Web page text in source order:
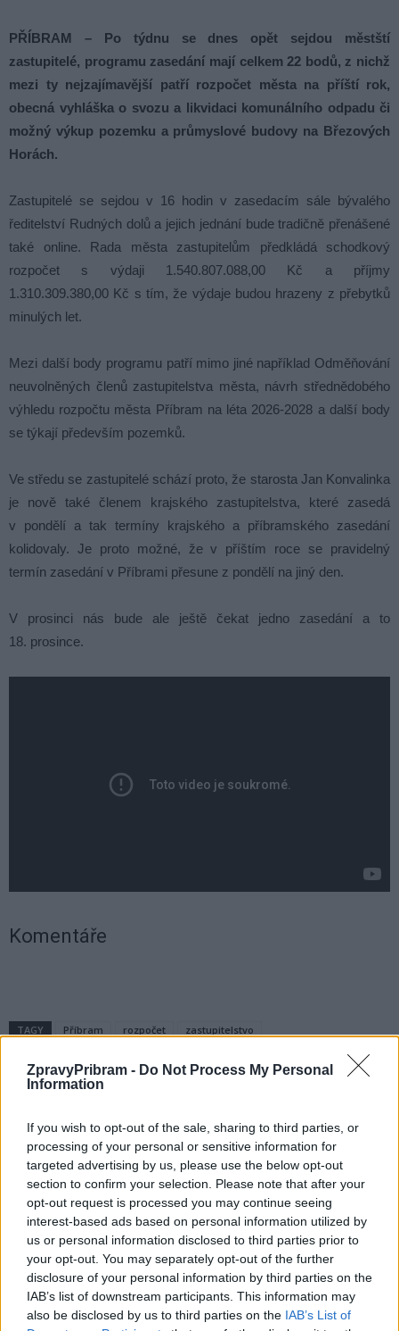
ZpravyPribram - Do Not Process My Personal
Information
If you wish to opt-out of the sale, sharing to third parties, or
processing of your personal or sensitive information for
targeted advertising by us, please use the below opt-out
section to confirm your selection. Please note that after your
opt-out request is processed you may continue seeing
interest-based ads based on personal information utilized by
us or personal information disclosed to third parties prior to
your opt-out. You may separately opt-out of the further
disclosure of your personal information by third parties on the
IAB’s list of downstream participants. This information may
also be disclosed by us to third parties on the IAB’s List of
PŘÍBRAM – Po týdnu se dnes opět sejdou městští
zastupitelé, programu zasedání mají celkem 22 bodů, z nichž
mezi ty nejzajímavější patří rozpočet města na příští rok,
obecná vyhláška o svozu a likvidaci komunálního odpadu či
možný výkup pozemku a průmyslové budovy na Březových
Horách.
Zastupitelé se sejdou v 16 hodin v zasedacím sále bývalého
ředitelství Rudných dolů a jejich jednání bude tradičně přenášené
také online. Rada města zastupitelům předkládá schodkový
rozpočet s výdaji 1.540.807.088,00 Kč a příjmy
1.310.309.380,00 Kč s tím, že výdaje budou hrazeny z přebytků
minulých let.
Mezi další body programu patří mimo jiné například Odměňování
neuvolněných členů zastupitelstva města, návrh střednědobého
výhledu rozpočtu města Příbram na léta 2026-2028 a další body
se týkají především pozemků.
Ve středu se zastupitelé schází proto, že starosta Jan Konvalinka
je nově také členem krajského zastupitelstva, které zasedá
v pondělí a tak termíny krajského a příbramského zasedání
kolidovaly. Je proto možné, že v příštím roce se pravidelný
termín zasedání v Příbrami přesune z pondělí na jiný den.
V prosinci nás bude ale ještě čekat jedno zasedání a to
18. prosince.
Komentáře
TAGY Příbram rozpočet zastupitelstvo
Předchozí článek
Granit má novou střechu
a chata je připravená na zimní
sezónu
Následující článek
Adventní kouzlo v Hornickém
muzeu Příbram: Vánoce
v betlémech, hudbě i tradicích